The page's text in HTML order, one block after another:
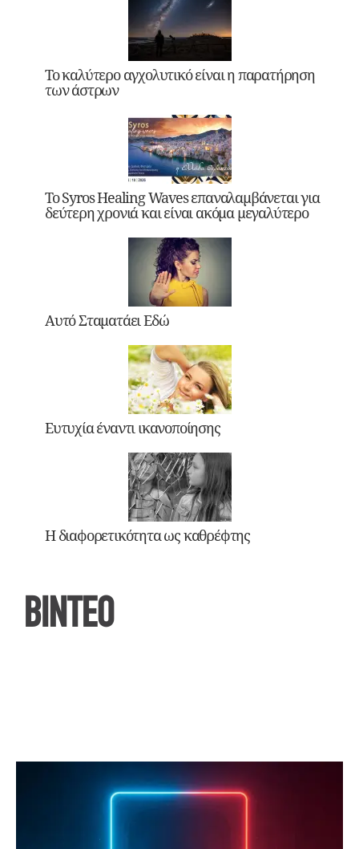
Το καλύτερο αγχολυτικό είναι η παρατήρηση
των άστρων
Το Syros Healing Waves επαναλαμβάνεται για
δεύτερη χρονιά και είναι ακόμα μεγαλύτερο
Αυτό Σταματάει Εδώ
Ευτυχία έναντι ικανοποίησης
Η διαφορετικότητα ως καθρέφτης
ΒΙΝΤΕΟ